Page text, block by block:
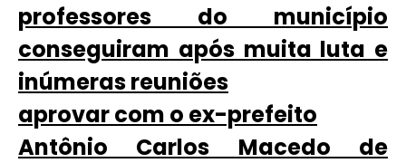
professores do município
conseguiram após muita luta e
inúmeras reuniões
aprovar com o ex-prefeito
Antônio Carlos Macedo de